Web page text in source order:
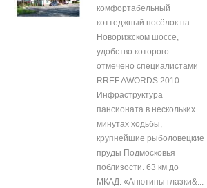
комфортабельный
коттеджный посёлок на
Новорижском шоссе,
удобство которого
отмечено специалистами
RREF AWORDS 2010.
Инфраструктура
пансионата в нескольких
минутах ходьбы,
крупнейшие рыболовецкие
пруды Подмосковья
поблизости. 63 км до
МКАД. «Анютины глазки&...